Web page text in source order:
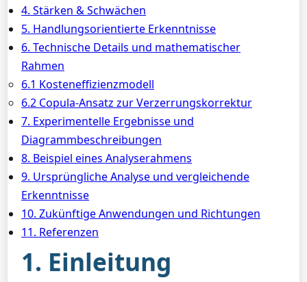
4. Stärken & Schwächen
5. Handlungsorientierte Erkenntnisse
6. Technische Details und mathematischer
Rahmen
6.1 Kosteneffizienzmodell
6.2 Copula-Ansatz zur Verzerrungskorrektur
7. Experimentelle Ergebnisse und
Diagrammbeschreibungen
8. Beispiel eines Analyserahmens
9. Ursprüngliche Analyse und vergleichende
Erkenntnisse
10. Zukünftige Anwendungen und Richtungen
11. Referenzen
1. Einleitung